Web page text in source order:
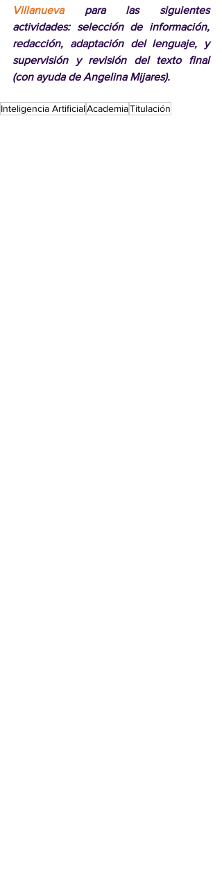
Villanueva para las siguientes
actividades: selección de información,
redacción, adaptación del lenguaje, y
supervisión y revisión del texto final
(con ayuda de Angelina Mijares).
Inteligencia ArtificialAcademiaTitulación